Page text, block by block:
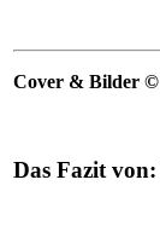
Cover & Bilder ©
Das Fazit von: